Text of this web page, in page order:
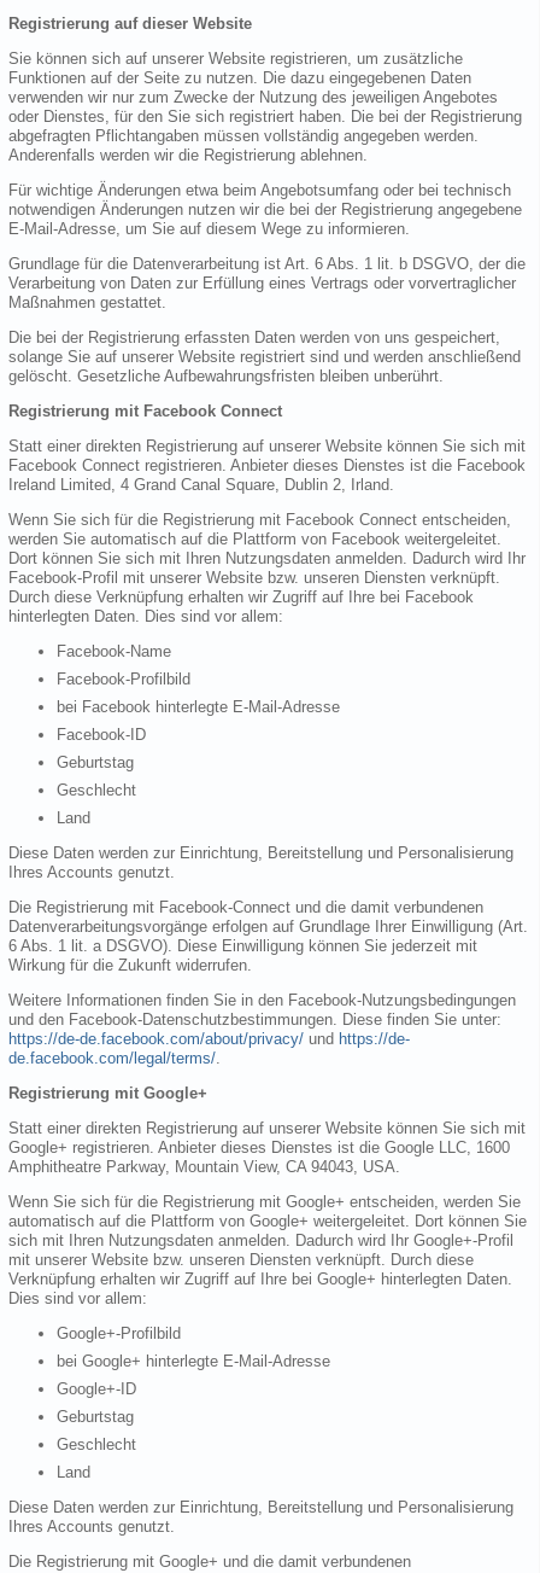
Registrierung auf dieser Website
Sie können sich auf unserer Website registrieren, um zusätzliche
Funktionen auf der Seite zu nutzen. Die dazu eingegebenen Daten
verwenden wir nur zum Zwecke der Nutzung des jeweiligen Angebotes
oder Dienstes, für den Sie sich registriert haben. Die bei der Registrierung
abgefragten Pflichtangaben müssen vollständig angegeben werden.
Anderenfalls werden wir die Registrierung ablehnen.
Für wichtige Änderungen etwa beim Angebotsumfang oder bei technisch
notwendigen Änderungen nutzen wir die bei der Registrierung angegebene
E-Mail-Adresse, um Sie auf diesem Wege zu informieren.
Grundlage für die Datenverarbeitung ist Art. 6 Abs. 1 lit. b DSGVO, der die
Verarbeitung von Daten zur Erfüllung eines Vertrags oder vorvertraglicher
Maßnahmen gestattet.
Die bei der Registrierung erfassten Daten werden von uns gespeichert,
solange Sie auf unserer Website registriert sind und werden anschließend
gelöscht. Gesetzliche Aufbewahrungsfristen bleiben unberührt.
Registrierung mit Facebook Connect
Statt einer direkten Registrierung auf unserer Website können Sie sich mit
Facebook Connect registrieren. Anbieter dieses Dienstes ist die Facebook
Ireland Limited, 4 Grand Canal Square, Dublin 2, Irland.
Wenn Sie sich für die Registrierung mit Facebook Connect entscheiden,
werden Sie automatisch auf die Plattform von Facebook weitergeleitet.
Dort können Sie sich mit Ihren Nutzungsdaten anmelden. Dadurch wird Ihr
Facebook-Profil mit unserer Website bzw. unseren Diensten verknüpft.
Durch diese Verknüpfung erhalten wir Zugriff auf Ihre bei Facebook
hinterlegten Daten. Dies sind vor allem:
Facebook-Name
Facebook-Profilbild
bei Facebook hinterlegte E-Mail-Adresse
Facebook-ID
Geburtstag
Geschlecht
Land
Diese Daten werden zur Einrichtung, Bereitstellung und Personalisierung
Ihres Accounts genutzt.
Die Registrierung mit Facebook-Connect und die damit verbundenen
Datenverarbeitungsvorgänge erfolgen auf Grundlage Ihrer Einwilligung (Art.
6 Abs. 1 lit. a DSGVO). Diese Einwilligung können Sie jederzeit mit
Wirkung für die Zukunft widerrufen.
Weitere Informationen finden Sie in den Facebook-Nutzungsbedingungen
und den Facebook-Datenschutzbestimmungen. Diese finden Sie unter:
https://de-de.facebook.com/about/privacy/ und https://de-
de.facebook.com/legal/terms/.
Registrierung mit Google+
Statt einer direkten Registrierung auf unserer Website können Sie sich mit
Google+ registrieren. Anbieter dieses Dienstes ist die Google LLC, 1600
Amphitheatre Parkway, Mountain View, CA 94043, USA.
Wenn Sie sich für die Registrierung mit Google+ entscheiden, werden Sie
automatisch auf die Plattform von Google+ weitergeleitet. Dort können Sie
sich mit Ihren Nutzungsdaten anmelden. Dadurch wird Ihr Google+-Profil
mit unserer Website bzw. unseren Diensten verknüpft. Durch diese
Verknüpfung erhalten wir Zugriff auf Ihre bei Google+ hinterlegten Daten.
Dies sind vor allem:
Google+-Profilbild
bei Google+ hinterlegte E-Mail-Adresse
Google+-ID
Geburtstag
Geschlecht
Land
Diese Daten werden zur Einrichtung, Bereitstellung und Personalisierung
Ihres Accounts genutzt.
Die Registrierung mit Google+ und die damit verbundenen